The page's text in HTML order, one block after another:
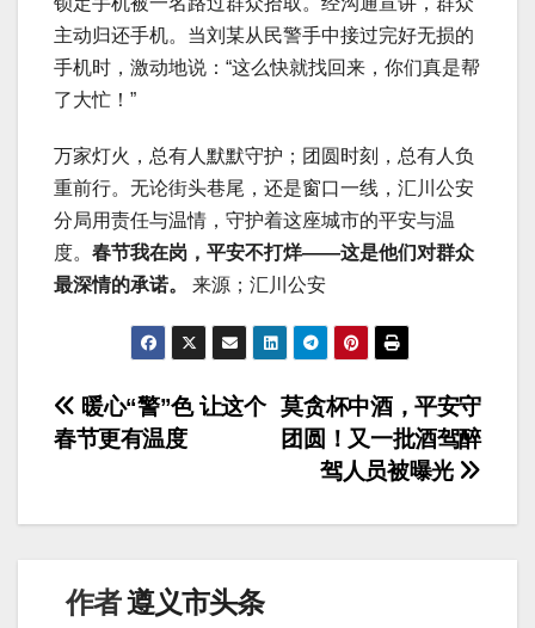
主动归还手机。当刘某从民警手中接过完好无损的
手机时，激动地说：“这么快就找回来，你们真是帮
了大忙！”
万家灯火，总有人默默守护；团圆时刻，总有人负
重前行。无论街头巷尾，还是窗口一线，汇川公安
分局用责任与温情，守护着这座城市的平安与温
度。 春节我在岗， 平安不打烊——这是他们对群众
最深情的承诺。
来源；汇川公安
文
章
导
莫贪杯中酒，平安守
团圆！又一批酒驾醉
驾人员被曝光
暖心“警”色 让这个
春节更有温度
作者遵义市头条